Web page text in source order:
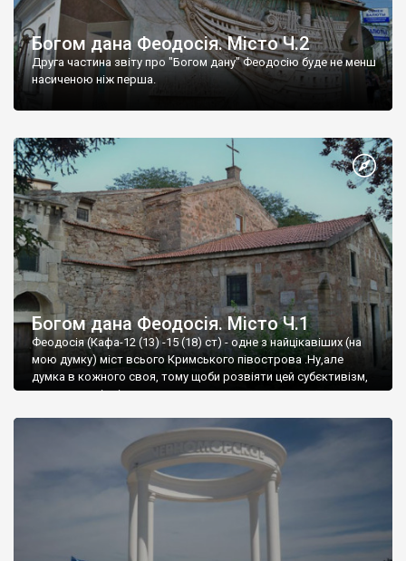
Богом дана Феодосія. Місто Ч.2
Друга частина звіту про "Богом дану" Феодосію буде не менш
насиченою ніж перша.
Богом дана Феодосія. Місто Ч.1
Феодосія (Кафа-12 (13) -15 (18) ст) - одне з найцікавіших (на
мою думку) міст всього Кримського півострова .Ну,але
думка в кожного своя, тому щоби розвіяти цей субєктивізм,
запрошую відвідати це